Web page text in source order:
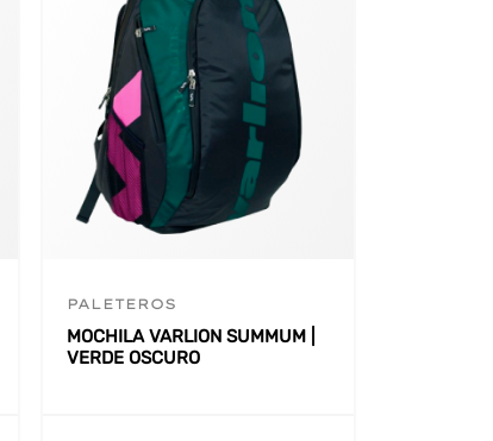
PALETEROS
MOCHILA VARLION SUMMUM |
VERDE OSCURO